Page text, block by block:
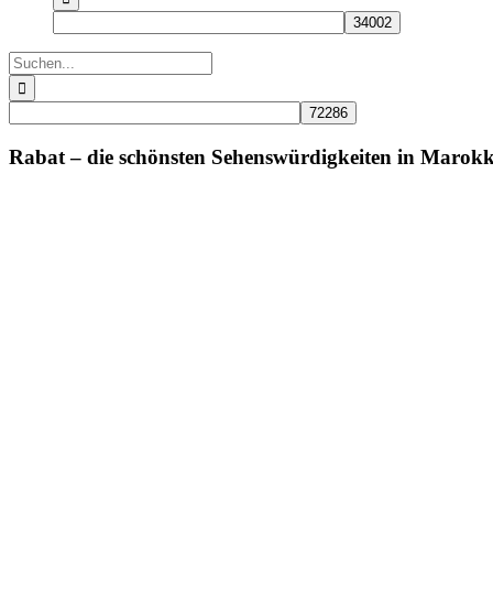
Suche
nach:
Rabat – die schönsten Sehenswürdigkeiten in